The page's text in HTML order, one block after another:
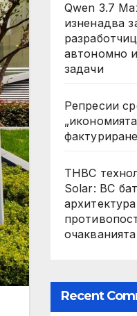
Qwen 3.7
изненадва
автономно
задачи
Репресии
THBC
Solar: BC
очакванията
Recent